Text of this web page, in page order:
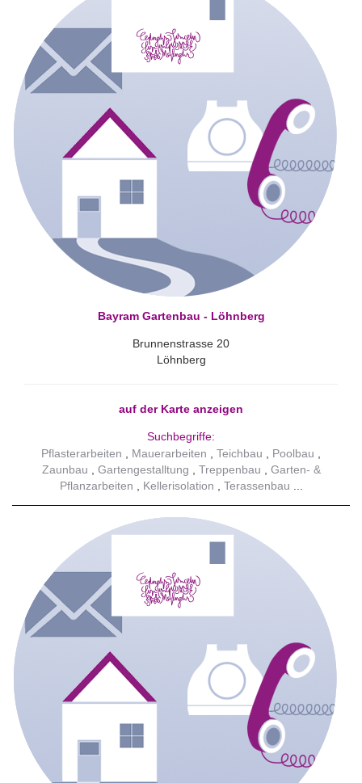
Bayram Gartenbau - Löhnberg
Brunnenstrasse 20
Löhnberg
auf der Karte anzeigen
Suchbegriffe:
Pflasterarbeiten
Mauerarbeiten Teichbau
Poolbau
Zaunbau
Gartengestalltung Treppenbau
Garten- &
Pflanzarbeiten
Kellerisolation Terassenbau